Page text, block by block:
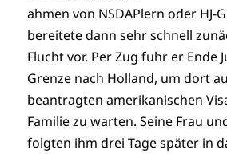
ahmen von NSDAPlern oder HJ-
bereitete dann sehr schnell
Flucht vor. Per Zug fuhr er Ende
Grenze nach Holland, um dort
beantragten amerikanischen
Familie zu warten. Seine Frau
folgten ihm drei Tage später in